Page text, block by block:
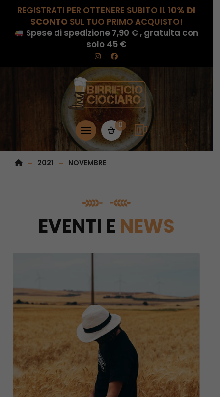
REGISTRATI PER OTTENERE SUBITO IL 10% DI
SCONTO SUL TUO PRIMO ACQUISTO!
Spese di spedizione 7,90 € , gratuita con
solo 45 €
0
HOME
→ 2021 → NOVEMBRE
EVENTI E NEWS